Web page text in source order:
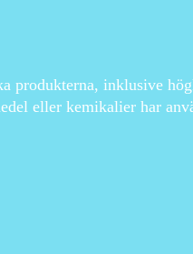
produkterna, inklusive
eller kemikalier har